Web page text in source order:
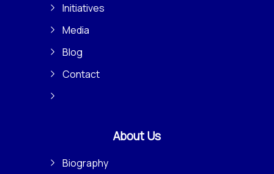
Initiatives
Media
Blog
Contact
About Us
Biography